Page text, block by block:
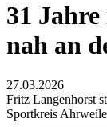
31
nah an
27.03.2026
Fritz Langenhorst
Sportkreis